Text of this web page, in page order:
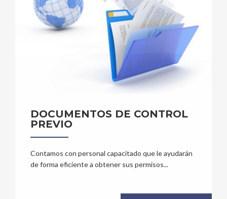
DOCUMENTOS DE CONTROL
PREVIO
Contamos con personal capacitado que le ayudarán
de forma eficiente a obtener sus permisos...